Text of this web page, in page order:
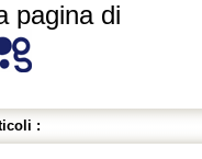
pagina di
: